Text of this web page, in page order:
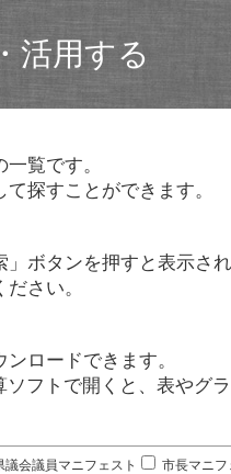
活用する
覧です。
探すことができます。
ボタンを押すと表示され
さい。
ロードできます。
フトで開くと、表やグ
議会議員マニフェスト
市長マニフ